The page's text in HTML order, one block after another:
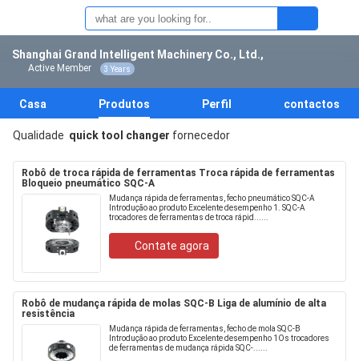
Shanghai Grand Intelligent Machinery Co., Ltd.,
Active Member 3 Years
Casa Produtos Perfil contactos
Qualidade quick tool changer fornecedor
Robô de troca rápida de ferramentas Troca rápida de ferramentas
Bloqueio pneumático SQC-A
Mudança rápida de ferramentas, fecho pneumático SQC-A
Introdução ao produto Excelente desempenho 1. SQC-A
trocadores de ferramentas de troca rápid......
Contate agora
Robô de mudança rápida de molas SQC-B Liga de alumínio de alta
resistência
Mudança rápida de ferramentas, fecho de mola SQC-B
Introdução ao produto Excelente desempenho 1Os trocadores
de ferramentas de mudança rápida SQC-......